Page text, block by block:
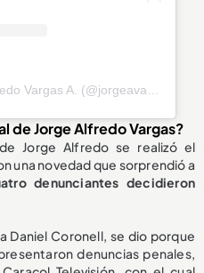
de Jorge Alfredo Vargas?
Jorge Alfredo se realizó el
una novedad que sorprendió a
denunciantes decidieron
Daniel Coronell, se dio porque
denuncias penales,